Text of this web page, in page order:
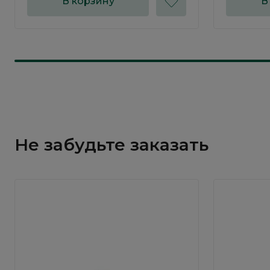
Не забудьте заказать